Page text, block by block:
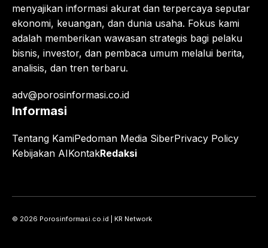
menyajikan informasi akurat dan terpercaya seputar
ekonomi, keuangan, dan dunia usaha. Fokus kami
adalah memberikan wawasan strategis bagi pelaku
bisnis, investor, dan pembaca umum melalui berita,
analisis, dan tren terbaru.
adv@porosinformasi.co.id
Informasi
Tentang KamiPedoman Media SiberPrivacy Policy
Kebijakan AIKontakRedaksi
© 2026 Porosinformasi.co.id | KR Network